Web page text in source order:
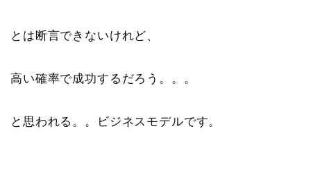
とは断言できないけれど、
高い確率で成功するだろう。。。
と思われる。。ビジネスモデルです。